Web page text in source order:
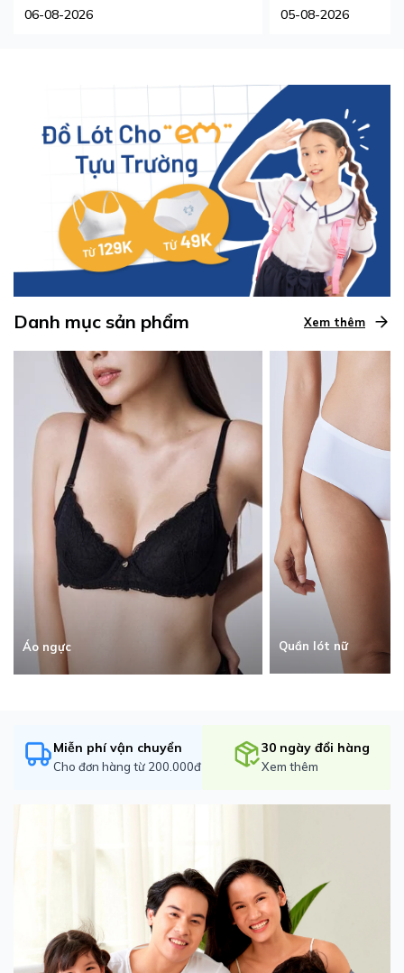
06-08-2026
05-08-2026
Danh mục sản phẩm Xem thêm
Áo ngực Quần lót nữ
Miễn phí vận chuyển
Cho đơn hàng từ 200.000đ
30 ngày đổi hàng
Xem thêm